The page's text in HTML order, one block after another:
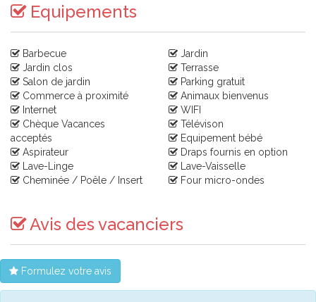
Equipements
Barbecue
Jardin
Jardin clos
Terrasse
Salon de jardin
Parking gratuit
Commerce à proximité
Animaux bienvenus
Internet
WIFI
Chèque Vacances
acceptés
Télévison
Equipement bébé
Aspirateur
Draps fournis en option
Lave-Linge
Lave-Vaisselle
Cheminée / Poêle / Insert
Four micro-ondes
Avis des vacanciers
Formulez votre avis